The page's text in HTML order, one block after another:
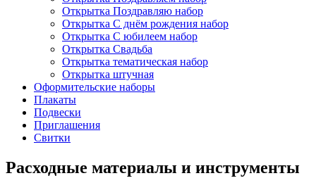
Открытка Поздравляю набор
Открытка С днём рождения набор
Открытка С юбилеем набор
Открытка Свадьба
Открытка тематическая набор
Открытка штучная
Оформительские наборы
Плакаты
Подвески
Приглашения
Свитки
Расходные материалы и инструменты